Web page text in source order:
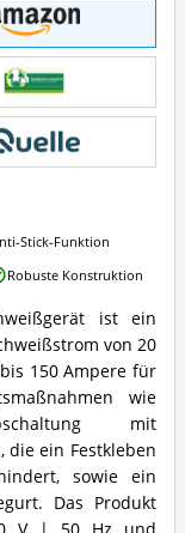
ist ein
von 20
150 Ampere für
wie
mit
die ein Festkleben
sowie ein
Das Produkt
Stick-Funktion
Robuste Konstruktion